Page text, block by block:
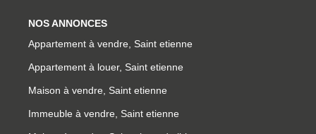
NOS ANNONCES
Appartement à vendre, Saint etienne
Appartement à louer, Saint etienne
Maison à vendre, Saint etienne
Immeuble à vendre, Saint etienne